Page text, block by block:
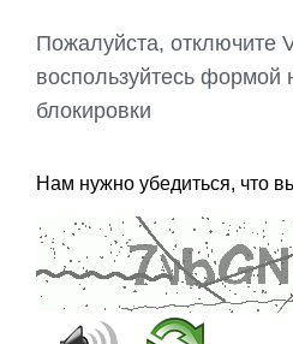
Пожалуйста, отключите
воспользуйтесь формой
блокировки
Нам нужно убедиться, что